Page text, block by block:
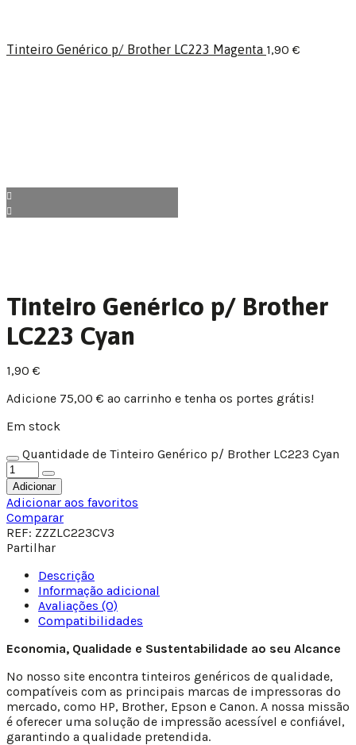
Tinteiro Genérico p/ Brother LC223 Magenta 1,90 €
Tinteiro Genérico p/ Brother
LC223 Cyan
1,90 €
Adicione 75,00 € ao carrinho e tenha os portes grátis!
Em stock
Quantidade de Tinteiro Genérico p/ Brother LC223 Cyan
Adicionar
Adicionar aos favoritos
Comparar
REF: ZZZLC223CV3
Partilhar
Descrição
Informação adicional
Avaliações (0)
Compatibilidades
Economia, Qualidade e Sustentabilidade ao seu Alcance
No nosso site encontra tinteiros genéricos de qualidade,
compatíveis com as principais marcas de impressoras do
mercado, como HP, Brother, Epson e Canon. A nossa missão
é oferecer uma solução de impressão acessível e confiável,
garantindo a qualidade pretendida.